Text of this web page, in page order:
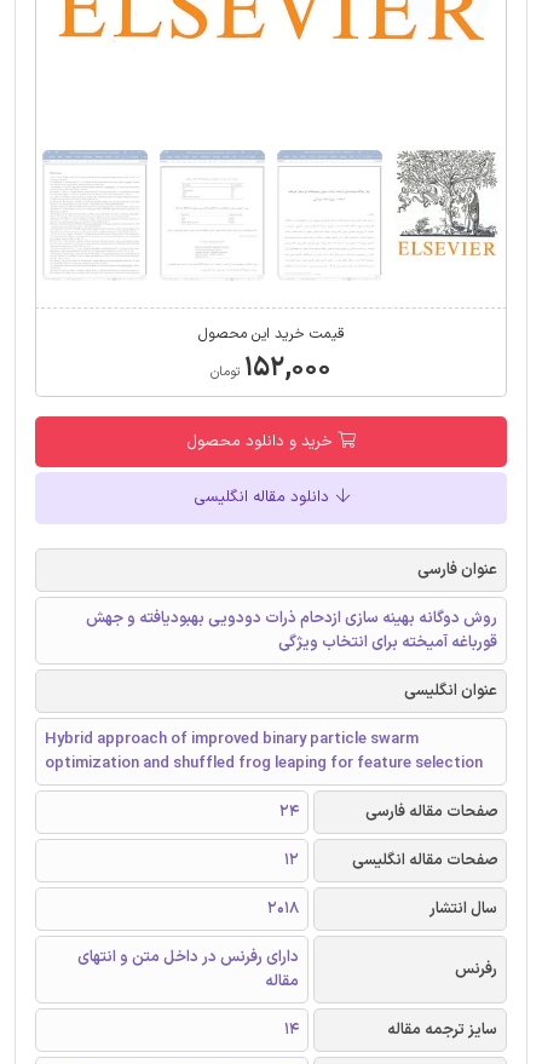
قیمت خرید این محصول
۱۵۲,۰۰۰ تومان
خرید و دانلود محصول
دانلود مقاله انگلیسی
عنوان فارسی
روش دوگانه‌ بهینه سازی ازدحام ذرات دودویی بهبودیافته و جهش
قورباغه آمیخته برای انتخاب ویژگی
عنوان انگلیسی
Hybrid approach of improved binary particle swarm
optimization and shuffled frog leaping for feature selection
صفحات مقاله فارسی
24
صفحات مقاله انگلیسی
12
سال انتشار
2018
رفرنس
دارای رفرنس در داخل متن و انتهای
مقاله
سایز ترجمه مقاله
14